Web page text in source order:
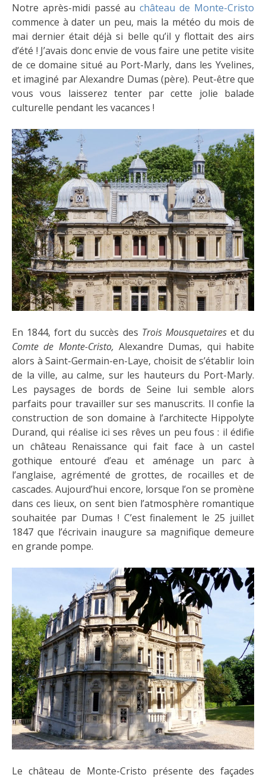
Notre après-midi passé auchâteau de Monte-Cristo
commence à dater un peu, mais la météo du mois de
mai dernier était déjà si belle qu’il y flottait des airs
d’été ! J’avais donc envie de vous faire une petite visite
de ce domaine situé au Port-Marly, dans les Yvelines,
et imaginé par Alexandre Dumas (père). Peut-être que
vous vous laisserez tenter par cette jolie balade
culturelle pendant les vacances !
En 1844, fort du succès des Trois Mousquetaireset du
Comte de Monte-Cristo, Alexandre Dumas, qui habite
alors à Saint-Germain-en-Laye, choisit de s’établir loin
de la ville, au calme, sur les hauteurs du Port-Marly.
Les paysages de bords de Seine lui semble alors
parfaits pour travailler sur ses manuscrits. Il confie la
construction de son domaine à l’architecte Hippolyte
Durand, qui réalise ici ses rêves un peu fous : il édifie
un château Renaissance qui fait face à un castel
gothique entouré d’eau et aménage un parc à
l’anglaise, agrémenté de grottes, de rocailles et de
cascades. Aujourd’hui encore, lorsque l’on se promène
dans ces lieux, on sent bien l’atmosphère romantique
souhaitée par Dumas ! C’est finalement le 25 juillet
1847 que l’écrivain inaugure sa magnifique demeure
en grande pompe.
Le château de Monte-Cristo présente des façades